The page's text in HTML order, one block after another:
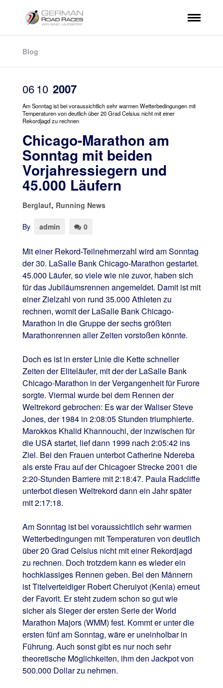
Blog
06 10 2007
Am Sonntag ist bei voraussichtlich sehr warmen Wetterbedingungen mit
Temperaturen von deutlich über 20 Grad Celsius nicht mit einer
Rekordjagd zu rechnen
Chicago-Marathon am
Sonntag mit beiden
Vorjahressiegern und
45.000 Läufern
Berglauf, Running News
By admin 0
Mit einer Rekord-Teilnehmerzahl wird am Sonntag
der 30. LaSalle Bank Chicago-Marathon gestartet.
45.000 Läufer, so viele wie nie zuvor, haben sich
für das Jubiläumsrennen angemeldet. Damit ist mit
einer Zielzahl von rund 35.000 Athleten zu
rechnen, womit der LaSalle Bank Chicago-
Marathon in die Gruppe der sechs größten
Marathonrennen aller Zeiten vorstoßen könnte.
Doch es ist in erster Linie die Kette schneller
Zeiten der Eliteläufer, mit der der LaSalle Bank
Chicago-Marathon in der Vergangenheit für Furore
sorgte. Viermal wurde bei dem Rennen der
Weltrekord gebrochen: Es war der Waliser Steve
Jones, der 1984 in 2:08:05 Stunden triumphierte.
Marokkos Khalid Khannouchi, der inzwischen für
die USA startet, lief dann 1999 nach 2:05:42 ins
Ziel. Bei den Frauen unterbot Catherine Ndereba
als erste Frau auf der Chicagoer Strecke 2001 die
2:20-Stunden Barriere mit 2:18:47. Paula Radcliffe
unterbot diesen Weltrekord dann ein Jahr später
mit 2:17:18.
Am Sonntag ist bei voraussichtlich sehr warmen
Wetterbedingungen mit Temperaturen von deutlich
über 20 Grad Celsius nicht mit einer Rekordjagd
zu rechnen. Doch trotzdem kann es wieder ein
hochklassiges Rennen geben. Bei den Männern
ist Titelverteidiger Robert Cheruiyot (Kenia) erneut
der Favorit. Er steht zudem schon so gut wie
sicher als Sieger der ersten Serie der World
Marathon Majors (WMM) fest. Kommt er unter die
ersten fünf am Sonntag, wäre er uneinholbar in
Führung. Auch sonst gibt es nur noch sehr
theoretische Möglichkeiten, ihm den Jackpot von
500.000 Dollar zu nehmen.